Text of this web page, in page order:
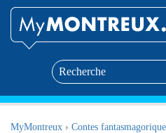
MyMontreux › Contes